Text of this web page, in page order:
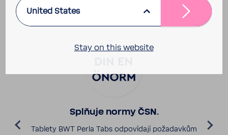
Splňuje normy ČSN.
Tablety BWT Perla Tabs odpo­ví­dají poža­davkům
United States
Stay on this website